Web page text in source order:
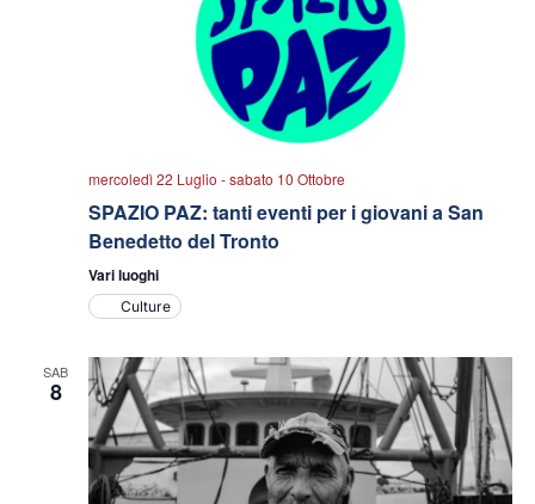
mercoledì 22 Luglio -sabato 10 Ottobre
SPAZIO PAZ: tanti eventi per i giovani a San
Benedetto del Tronto
Vari luoghi
Culture
SAB
8